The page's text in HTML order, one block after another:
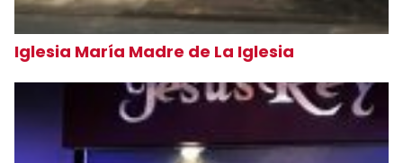
Iglesia María Madre de La Iglesia